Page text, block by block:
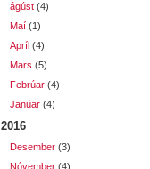
ágúst (4)
Maí (1)
Apríl (4)
Mars (5)
Febrúar (4)
Janúar (4)
2016
Desember (3)
Nóvember (4)